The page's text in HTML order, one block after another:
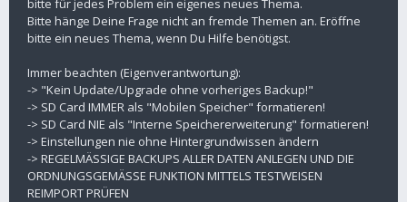
bitte für jedes Problem ein eigenes neues Thema.
Bitte hänge Deine Frage nicht an fremde Themen an. Eröffne
bitte ein neues Thema, wenn Du Hilfe benötigst.
Immer beachten (Eigenverantwortung):
-> "Kein Update/Upgrade ohne vorheriges Backup!"
-> SD Card IMMER als "Mobilen Speicher" formatieren!
-> SD Card NIE als "Interne Speichererweiterung" formatieren!
-> Einstellungen nie ohne Hintergrundwissen ändern
-> REGELMÄSSIGE BACKUPS ALLER DATEN ANLEGEN UND DIE
ORDNUNGSGEMÄSSE FUNKTION MITTELS TESTWEISEN
REIMPORT PRÜFEN